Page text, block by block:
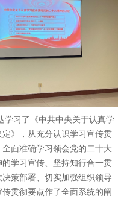
学习了《中共中央关于认真学
》，从充分认识学习宣传贯
面准确学习领会党的二十大
学习宣传、坚持知行合一贯
策部署、切实加强组织领导
贯彻要点作了全面系统的阐